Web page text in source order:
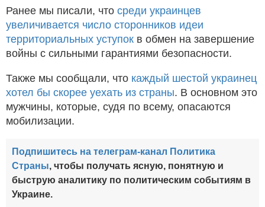
Ранее мы писали, что среди украинцев
увеличивается число сторонников идеи
территориальных уступок в обмен на завершение
войны с сильными гарантиями безопасности.
Также мы сообщали, что каждый шестой украинец
хотел бы скорее уехать из страны. В основном это
мужчины, которые, судя по всему, опасаются
мобилизации.
Подпишитесь на телеграм-канал Политика
Страны, чтобы получать ясную, понятную и
быструю аналитику по политическим событиям в
Украине.